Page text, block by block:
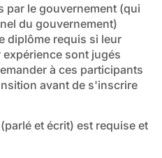
par le gouvernement (qui
du gouvernement)
diplôme requis si leur
sont jugés
à ces participants
avant de s'inscrire
et écrit) est requise et